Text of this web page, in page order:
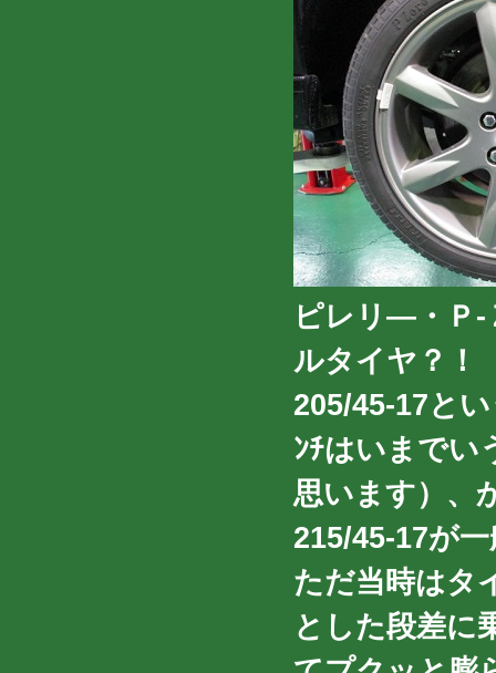
ピレリ―・Ｐ-
ルタイヤ？！
205/45-17と
ﾝﾁはいまでい
思います）、
215/45-17が
ただ当時はタ
とした段差に